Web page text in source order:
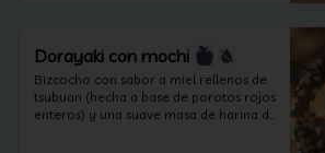
Dorayaki con mochi
Bizcocho con sabor a miel rellenos de
tsubuan (hecha a base de porotos rojos
enteros) y una suave masa de harina de